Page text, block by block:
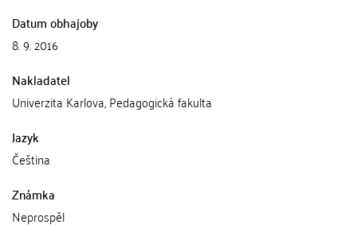
Datum obhajoby
8. 9. 2016
Nakladatel
Univerzita Karlova, Pedagogická fakulta
Jazyk
Čeština
Známka
Neprospěl